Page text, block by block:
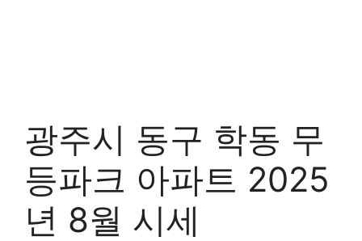
광주시 동구 학동 무
등파크 아파트 2025
년 8월 시세